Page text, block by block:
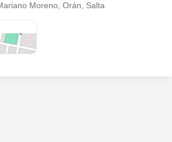
Moreno, Orán, Salta